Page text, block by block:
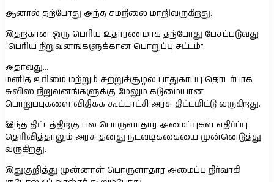
ஆனால் தற்போது அந்த சமநிலை மாறிவருகிறது.
இதற்கான ஒரு பெரிய உதாரணமாக தற்போது பேசப்படுவது
“பெரிய நிறுவனங்களுக்கான பொறுப்பு சட்டம்”.
அதாவது…
மனித உரிமை மற்றும் சுற்றுச்சூழல் பாதுகாப்பு தொடர்பாக
சுவிஸ் நிறுவனங்களுக்கு மேலும் கடுமையான
பொறுப்புகளை விதிக்க கூட்டாட்சி அரசு திட்டமிட்டு வருகிறது.
இந்த திட்டத்திற்கு பல பொருளாதார அமைப்புகள் எதிர்ப்பு
தெரிவித்தாலும் அரசு தனது நடவடிக்கையை முன்னெடுத்து
வருகிறது.
இதுகுறித்து முன்னாள் பொருளாதார அமைப்பு நிர்வாகி